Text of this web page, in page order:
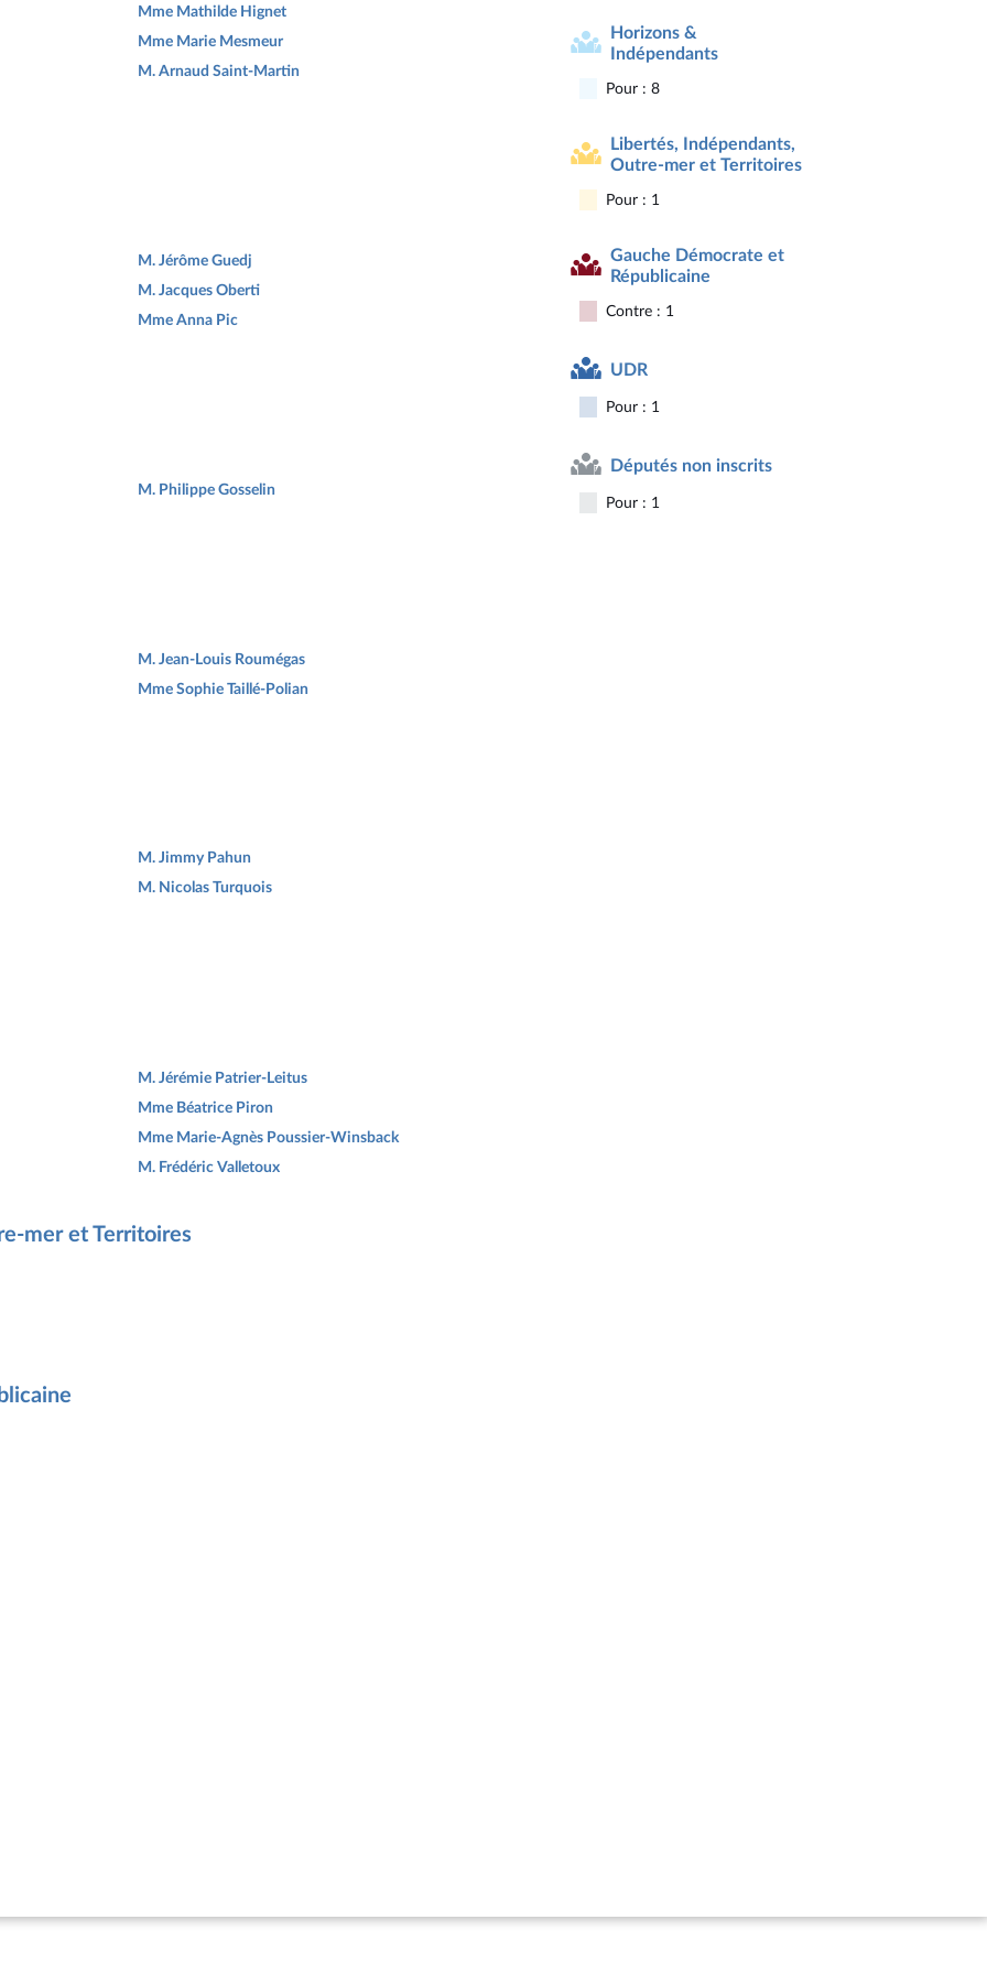
Mme Mathilde Hignet
Mme Marie Mesmeur
M. Arnaud Saint-Martin
M. Jérôme Guedj
M. Jacques Oberti
Mme Anna Pic
M. Philippe Gosselin
M. Jean-Louis Roumégas
Mme Sophie Taillé-Polian
M. Jimmy Pahun
M. Nicolas Turquois
M. Jérémie Patrier-Leitus
Mme Béatrice Piron
Mme Marie-Agnès Poussier-Winsback
M. Frédéric Valletoux
mer et Territoires
Horizons &
Indépendants
Pour : 8
Libertés, Indépendants,
Outre-mer et Territoires
Pour : 1
Gauche Démocrate et
Républicaine
Contre : 1
UDR
Pour : 1
Députés non inscrits
Pour : 1